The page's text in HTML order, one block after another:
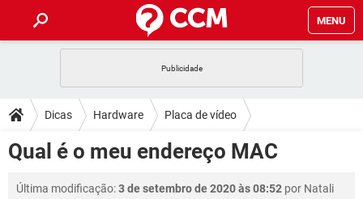
MENU
CELULAR FACEBOOK
OUTLOOK EXCEL
DICAS
JOGOS WHATSAPP
CELULAR FACEBOOK
OUTLOOK EXCEL
DOWNLOADS
FÓRUM
Dicas Hardware Placa de vídeo
Qual é o meu endereço MAC
Última modificação:3 de setembro de 2020 às 08:52 por Natali